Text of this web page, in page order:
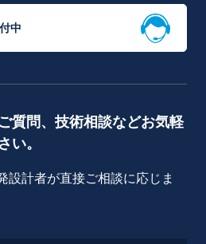
中
質問、技術相談などお気軽
い。
設計者が直接ご相談に応じま